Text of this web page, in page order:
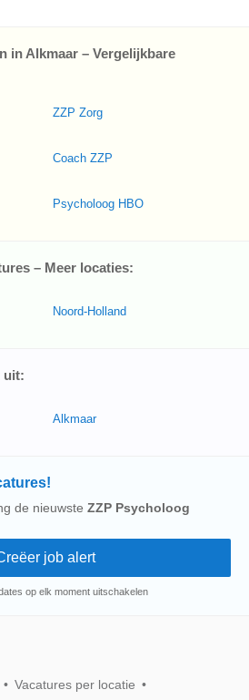
in Alkmaar – Vergelijkbare
ZZP Zorg
Coach ZZP
Psycholoog HBO
– Meer locaties:
Noord-Holland
uit:
Alkmaar
de nieuwste ZZP Psycholoog
op elk moment uitschakelen
Vacatures per locatie